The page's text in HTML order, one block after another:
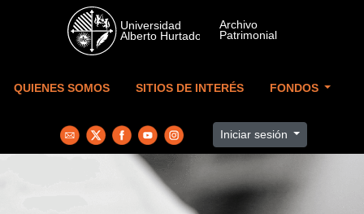
Skip to main content
QUIENES SOMOS SITIOS DE INTERÉS FONDOS
Iniciar sesión